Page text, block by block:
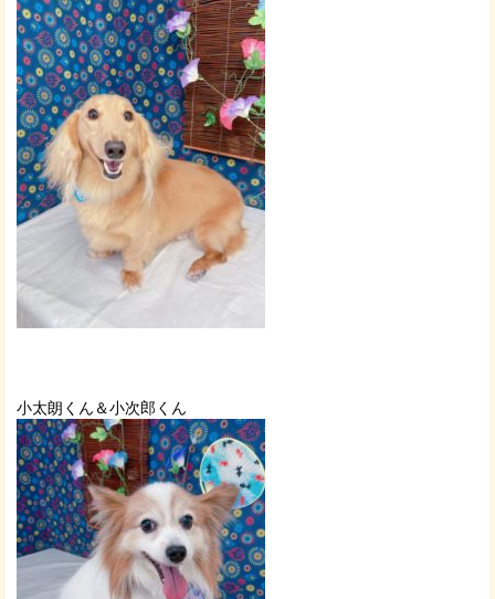
小太朗くん＆小次郎くん